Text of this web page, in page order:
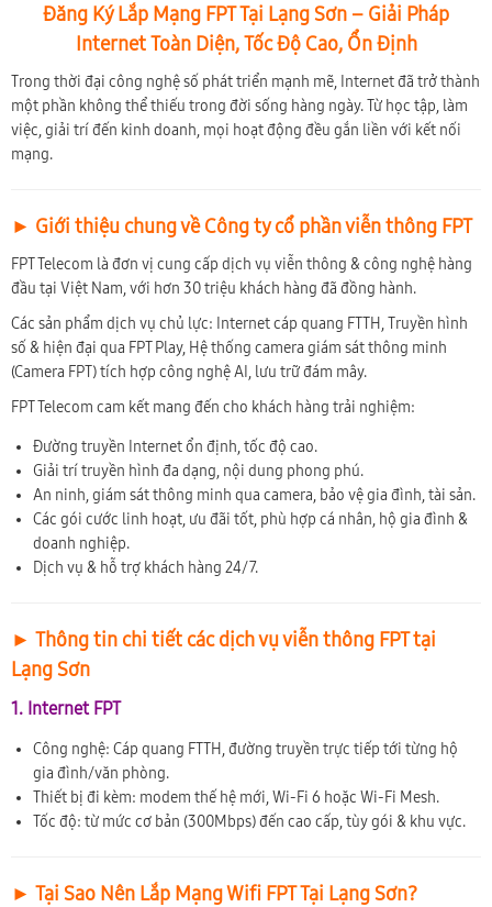
Đăng Ký Lắp Mạng FPT Tại Lạng Sơn – Giải Pháp
Internet Toàn Diện, Tốc Độ Cao, Ổn Định
Trong thời đại công nghệ số phát triển mạnh mẽ, Internet đã trở thành
một phần không thể thiếu trong đời sống hàng ngày. Từ học tập, làm
việc, giải trí đến kinh doanh, mọi hoạt động đều gắn liền với kết nối
mạng.
► Giới thiệu chung về Công ty cổ phần viễn thông FPT
FPT Telecom là đơn vị cung cấp dịch vụ viễn thông & công nghệ hàng
đầu tại Việt Nam, với hơn 30 triệu khách hàng đã đồng hành.
Các sản phẩm dịch vụ chủ lực: Internet cáp quang FTTH, Truyền hình
số & hiện đại qua FPT Play, Hệ thống camera giám sát thông minh
(Camera FPT) tích hợp công nghệ AI, lưu trữ đám mây.
FPT Telecom cam kết mang đến cho khách hàng trải nghiệm:
Đường truyền Internet ổn định, tốc độ cao.
Giải trí truyền hình đa dạng, nội dung phong phú.
An ninh, giám sát thông minh qua camera, bảo vệ gia đình, tài sản.
Các gói cước linh hoạt, ưu đãi tốt, phù hợp cá nhân, hộ gia đình &
doanh nghiệp.
Dịch vụ & hỗ trợ khách hàng 24/7.
► Thông tin chi tiết các dịch vụ viễn thông FPT tại
Lạng Sơn
1. Internet FPT
Công nghệ: Cáp quang FTTH, đường truyền trực tiếp tới từng hộ
gia đình/văn phòng.
Thiết bị đi kèm: modem thế hệ mới, Wi-Fi 6 hoặc Wi-Fi Mesh.
Tốc độ: từ mức cơ bản (300Mbps) đến cao cấp, tùy gói & khu vực.
► Tại Sao Nên Lắp Mạng Wifi FPT Tại Lạng Sơn?